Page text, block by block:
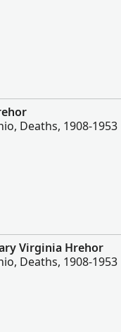
Deaths, 1908-1953
Virginia Hrehor
Deaths, 1908-1953